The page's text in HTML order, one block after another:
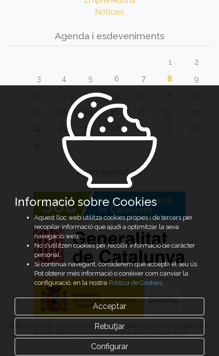
Notícies
Agenda i esdeveniments
1
2
3
4 5 6 7 8
9
12 13
20
26 28
Amb suport de
Aquesta acció està subvencionada pel Servei Públic d’Ocupació de Catalunya en
el marc dels Programes de suport al desenvolupament local
Informació sobre Cookies
Aquest lloc web utilitza cookies pròpies i de tercers per
recopilar informació que ajudi a optimitzar la seva
navegació web.
No s'utilitzen cookies per recollir informació de caràcter
personal.
Si continua navegant, considerem que accepta el seu ús.
Pot obtenir més informació o conèixer com canviar la
configuració, en la nostra Política de Cookies.
Acceptar
Rebutjar
Configurar